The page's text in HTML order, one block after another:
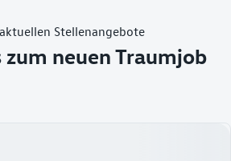
Stellenangebote
neuen Traumjob